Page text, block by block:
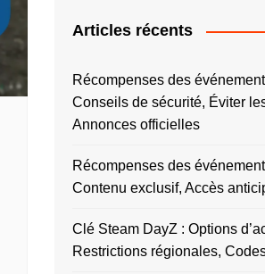
Articles récents
Récompenses des
Conseils de sécurité, Éviter
Annonces officielles
Récompenses des
Contenu exclusif, Accès
Clé Steam DayZ : Options
Restrictions régionales,